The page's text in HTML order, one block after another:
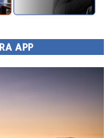
APP